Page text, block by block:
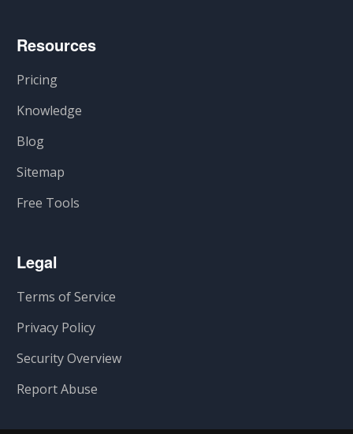
Resources
Pricing
Knowledge
Blog
Sitemap
Free Tools
Legal
Terms of Service
Privacy Policy
Security Overview
Report Abuse